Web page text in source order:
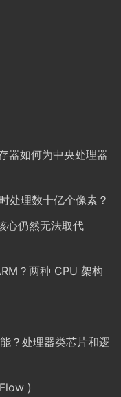
器如何为中央处理器
处理数十亿个像素？
心仍然无法取代
？两种 CPU 架构
？处理器类芯片和逻
)